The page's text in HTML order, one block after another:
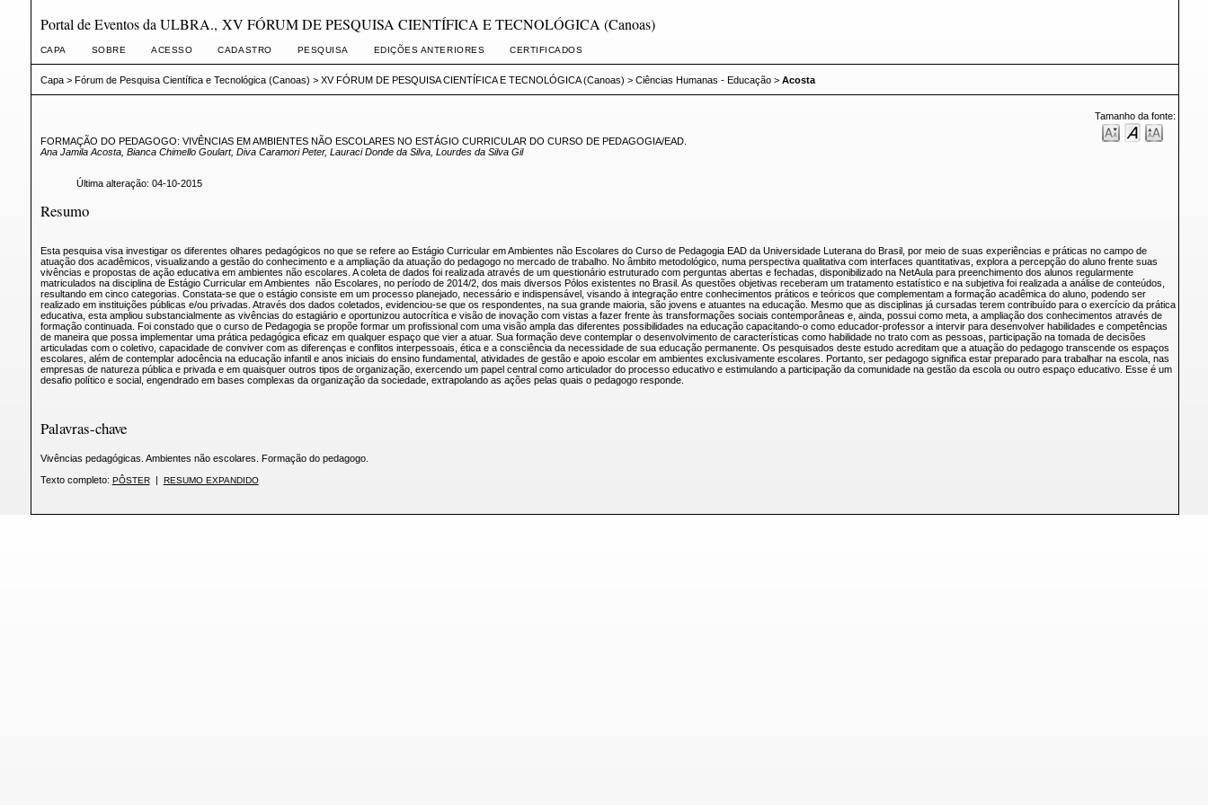
Portal de Eventos da ULBRA., XV FÓRUM DE PESQUISA CIENTÍFICA E TECNOLÓGICA (Canoas)
CAPA SOBRE ACESSO CADASTRO PESQUISA EDIÇÕES ANTERIORES CERTIFICADOS
Capa> Fórum de Pesquisa Científica e Tecnológica (Canoas) > XV FÓRUM DE PESQUISA CIENTÍFICA E TECNOLÓGICA (Canoas) > Ciências Humanas - Educação> Acosta
Tamanho da fonte:
FORMAÇÃO DO PEDAGOGO: VIVÊNCIAS EM AMBIENTES NÃO ESCOLARES NO ESTÁGIO CURRICULAR DO CURSO DE PEDAGOGIA/EAD.
Ana Jamila Acosta, Bianca Chimello Goulart, Diva Caramori Peter, Lauraci Donde da Silva, Lourdes da Silva Gil
Última alteração: 04-10-2015
Resumo
Esta pesquisa visa investigar os diferentes olhares pedagógicos no que se refere ao Estágio Curricular em Ambientes não Escolares do Curso de Pedagogia EAD da Universidade Luterana do Brasil, por meio de suas experiências e práticas no campo de
atuação dos acadêmicos, visualizando a gestão do conhecimento e a ampliação da atuação do pedagogo no mercado de trabalho. No âmbito metodológico, numa perspectiva qualitativa com interfaces quantitativas, explora a percepção do aluno frente suas
vivências e propostas de ação educativa em ambientes não escolares. A coleta de dados foi realizada através de um questionário estruturado com perguntas abertas e fechadas, disponibilizado na NetAula para preenchimento dos alunos regularmente
matriculados na disciplina de Estágio Curricular em Ambientes não Escolares, no período de 2014/2, dos mais diversos Pólos existentes no Brasil. As questões objetivas receberam um tratamento estatístico e na subjetiva foi realizada a análise de conteúdos,
resultando em cinco categorias. Constata-se que o estágio consiste em um processo planejado, necessário e indispensável, visando à integração entre conhecimentos práticos e teóricos que complementam a formação acadêmica do aluno, podendo ser
realizado em instituições públicas e/ou privadas. Através dos dados coletados, evidenciou-se que os respondentes, na sua grande maioria, são jovens e atuantes na educação. Mesmo que as disciplinas já cursadas terem contribuído para o exercício da prática
educativa, esta ampliou substancialmente as vivências do estagiário e oportunizou autocrítica e visão de inovação com vistas a fazer frente às transformações sociais contemporâneas e, ainda, possui como meta, a ampliação dos conhecimentos através de
formação continuada. Foi constado que o curso de Pedagogia se propõe formar um profissional com uma visão ampla das diferentes possibilidades na educação capacitando-o como educador-professor a intervir para desenvolver habilidades e competências
de maneira que possa implementar uma prática pedagógica eficaz em qualquer espaço que vier a atuar. Sua formação deve contemplar o desenvolvimento de características como habilidade no trato com as pessoas, participação na tomada de decisões
articuladas com o coletivo, capacidade de conviver com as diferenças e conflitos interpessoais, ética e a consciência da necessidade de sua educação permanente. Os pesquisados deste estudo acreditam que a atuação do pedagogo transcende os espaços
escolares, além de contemplar adocência na educação infantil e anos iniciais do ensino fundamental, atividades de gestão e apoio escolar em ambientes exclusivamente escolares. Portanto, ser pedagogo significa estar preparado para trabalhar na escola, nas
empresas de natureza pública e privada e em quaisquer outros tipos de organização, exercendo um papel central como articulador do processo educativo e estimulando a participação da comunidade na gestão da escola ou outro espaço educativo. Esse é um
desafio político e social, engendrado em bases complexas da organização da sociedade, extrapolando as ações pelas quais o pedagogo responde.
Palavras-chave
Vivências pedagógicas. Ambientes não escolares. Formação do pedagogo.
Texto completo: PÔSTER| RESUMO EXPANDIDO